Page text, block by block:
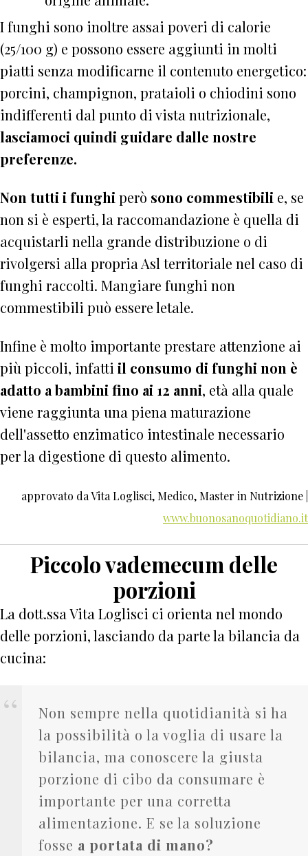
I funghi sono inoltre assai poveri di calorie
(25/100 g) e possono essere aggiunti in molti
piatti senza modificarne il contenuto energetico:
porcini, champignon, prataioli o chiodini sono
indifferenti dal punto di vista nutrizionale,
lasciamoci quindi guidare dalle nostre
preferenze.
Non tutti i funghi però sono commestibili e, se
non si è esperti, la raccomandazione è quella di
acquistarli nella grande distribuzione o di
rivolgersi alla propria Asl territoriale nel caso di
funghi raccolti. Mangiare funghi non
commestibili può essere letale.
Infine è molto importante prestare attenzione ai
più piccoli, infatti il consumo di funghi non è
adatto a bambini fino ai 12 anni, età alla quale
viene raggiunta una piena maturazione
dell'assetto enzimatico intestinale necessario
per la digestione di questo alimento.
approvato da Vita Loglisci, Medico, Master in Nutrizione |
www.buonosanoquotidiano.it
Piccolo vademecum delle
porzioni
La dott.ssa Vita Loglisci ci orienta nel mondo
delle porzioni, lasciando da parte la bilancia da
cucina:
Non sempre nella quotidianità si ha
la possibilità o la voglia di usare la
bilancia, ma conoscere la giusta
porzione di cibo da consumare è
importante per una corretta
alimentazione. E se la soluzione
fosse a portata di mano?